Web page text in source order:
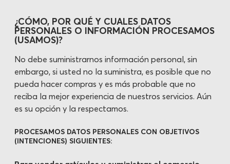
¿CÓMO, POR QUÉ Y CUALES DATOS
PERSONALES O INFORMACIÓN PROCESAMOS
(USAMOS)?
No debe suministrarnos información personal, sin
embargo, si usted no la suministra, es posible que no
pueda hacer compras y es más probable que no
reciba la mejor experiencia de nuestros servicios. Aún
es su opción y la respectamos.
PROCESAMOS DATOS PERSONALES CON OBJETIVOS
(INTENCIONES) SIGUIENTES: